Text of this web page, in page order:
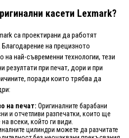
касети Lexmark?
са проектирани да работят
на прецизното
на най-съвременни технологии, тези
резултати при печат, дори и при
поради които трябва да
на печат: Оригиналните барабани
и отчетливи разпечатки, които ще
всеки, който ги види.
цилиндри можете да разчитате